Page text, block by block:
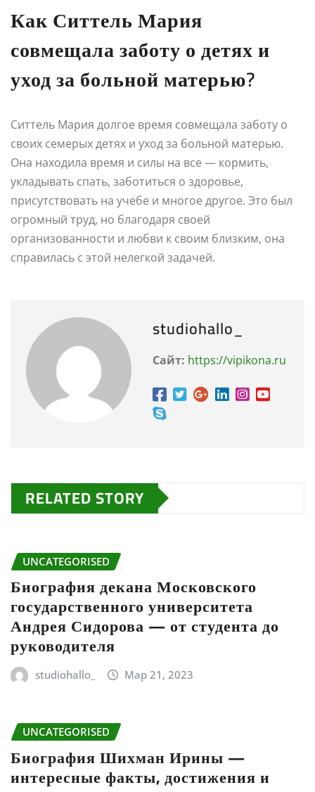
Как Ситтель Мария
совмещала заботу о детях и
уход за больной матерью?
Ситтель Мария долгое время совмещала заботу о
своих семерых детях и уход за больной матерью.
Она находила время и силы на все — кормить,
укладывать спать, заботиться о здоровье,
присутствовать на учебе и многое другое. Это был
огромный труд, но благодаря своей
организованности и любви к своим близким, она
справилась с этой нелегкой задачей.
studiohallo_
Сайт: https://vipikona.ru
RELATED STORY
UNCATEGORISED
Биография декана Московского
государственного университета
Андрея Сидорова — от студента до
руководителя
studiohallo_ Мар 21, 2023
UNCATEGORISED
Биография Шихман Ирины —
интересные факты, достижения и